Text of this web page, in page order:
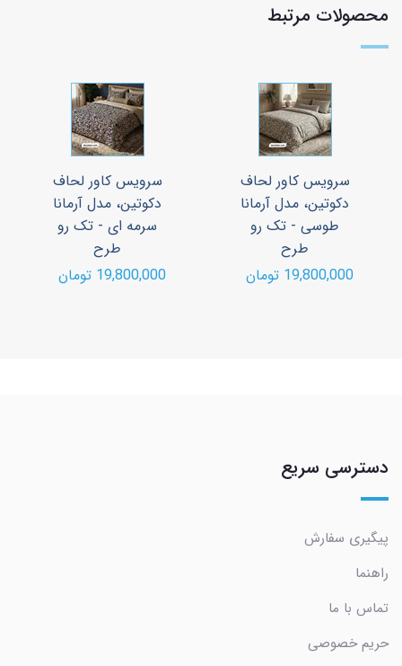
محصولات مرتبط
سرویس کاور لحاف
دکوتین، مدل آرمانا
طوسی - تک رو
طرح
19,800,000 تومان
سرویس کاور لحاف
دکوتین، مدل آرمانا
سرمه ای - تک رو
طرح
19,800,000 تومان
دسترسی سریع
پیگیری سفارش
راهنما
تماس با ما
حریم خصوصی